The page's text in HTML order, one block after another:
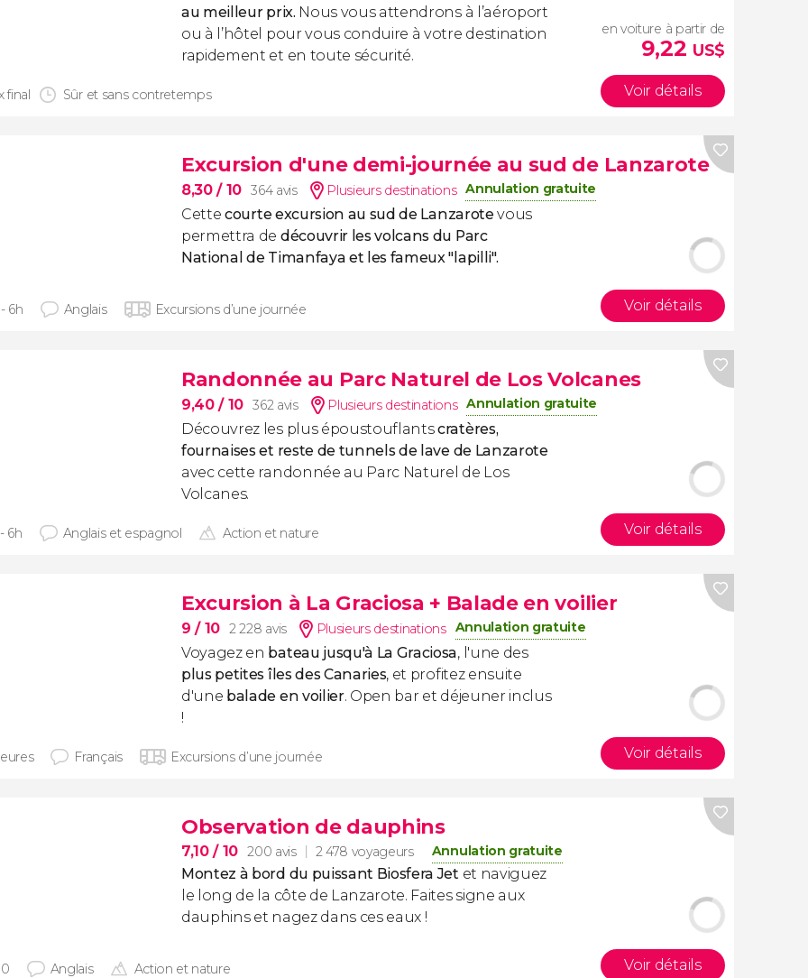
au meilleur prix. Nous vous attendrons à l’aéroport
ou à l’hôtel pour vous conduire à votre destination
rapidement et en toute sécurité.
final Sûr et sans contretemps
en voiture à partir de
9,22 US$
Voir détails
Excursion d'une demi-journée au sud de Lanzarote
8,30/ 10 364 avis Plusieurs destinations Annulation gratuite
Cettecourte excursion au sud de Lanzarotevous
permettra de découvrir les volcans du Parc
National de Timanfaya et les fameux "lapilli".
6h Anglais Excursions d’une journée Voir détails
Randonnée au Parc Naturel de Los Volcanes
9,40/ 10 362 avis Plusieurs destinations Annulation gratuite
Découvrez les plus époustouflantscratères,
fournaises et reste de tunnels de lave de Lanzarote
avec cette randonnée au Parc Naturel de Los
Volcanes.
6h Anglais et espagnol Action et nature Voir détails
Excursion à La Graciosa + Balade en voilier
9/ 10 2 228 avis Plusieurs destinations Annulation gratuite
Voyagez en bateau jusqu'à La Graciosa, l'une des
plus petites îles des Canaries, et profitez ensuite
d'une balade en voilier. Open bar et déjeuner inclus
!
Français Excursions d’une journée Voir détails
Observation de dauphins
7,10/ 10 200 avis 2 478 voyageurs Annulation gratuite
Montez à bord du puissant Biosfera Jet et naviguez
le long de la côte de Lanzarote. Faites signe aux
dauphins et nagez dans ces eaux !
Anglais Action et nature Voir détails